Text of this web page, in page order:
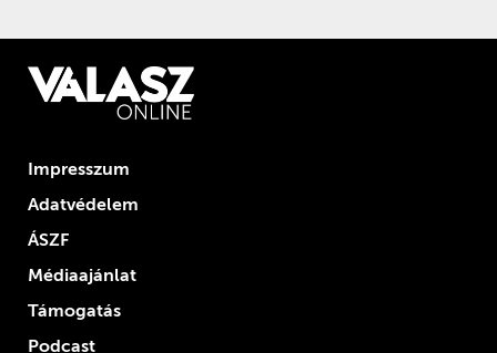
Impresszum
Adatvédelem
ÁSZF
Médiaajánlat
Támogatás
Podcast